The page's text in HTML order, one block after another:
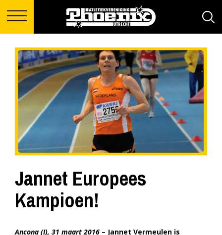
Jannet Europees
Kampioen!
Ancona (I), 31 maart 2016 – Jannet Vermeulen is